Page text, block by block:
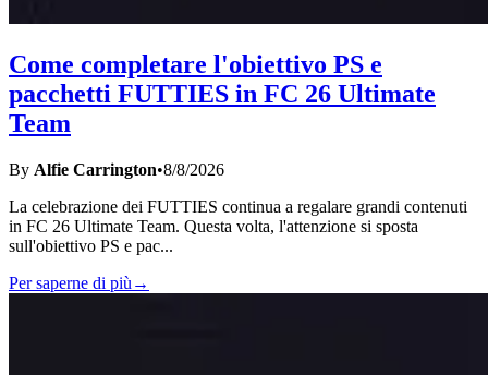
Come completare l'obiettivo PS e
pacchetti FUTTIES in FC 26 Ultimate
Team
By Alfie Carrington•8/8/2026
La celebrazione dei FUTTIES continua a regalare grandi contenuti
in FC 26 Ultimate Team. Questa volta, l'attenzione si sposta
sull'obiettivo PS e pac...
Per saperne di più →